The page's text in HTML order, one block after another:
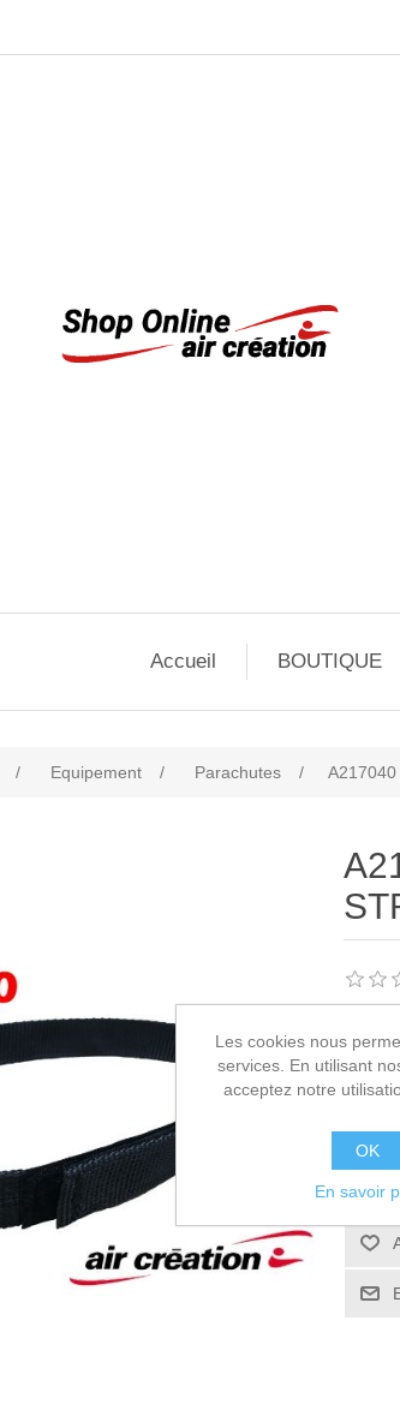
Accueil BOUTIQUE
/ Equipement / Parachutes /
Soyez
SKU:
Les cookies nous
services. En utilisant
acceptez notre
OK
En savoir